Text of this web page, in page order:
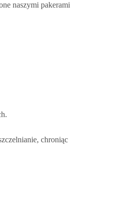
naszymi pakerami
chroniąc